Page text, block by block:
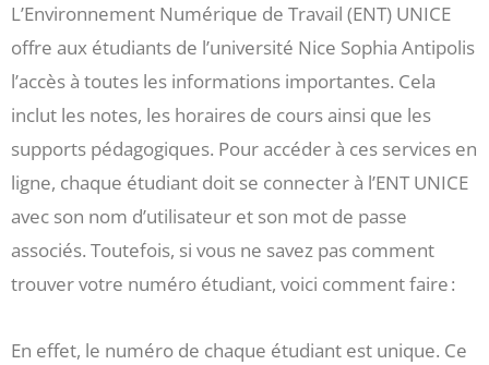
L’Environnement Numérique de Travail (ENT) UNICE
offre aux étudiants de l’université Nice Sophia Antipolis
l’accès à toutes les informations importantes. Cela
inclut les notes, les horaires de cours ainsi que les
supports pédagogiques. Pour accéder à ces services en
ligne, chaque étudiant doit se connecter à l’ENT UNICE
avec son nom d’utilisateur et son mot de passe
associés. Toutefois, si vous ne savez pas comment
trouver votre numéro étudiant, voici comment faire :
En effet, le numéro de chaque étudiant est unique. Ce